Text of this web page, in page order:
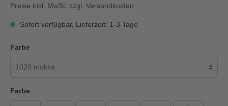
Preise inkl. MwSt. zzgl. Versandkosten
Sofort verfügbar, Lieferzeit: 1-3 Tage
Farbe
Farbe